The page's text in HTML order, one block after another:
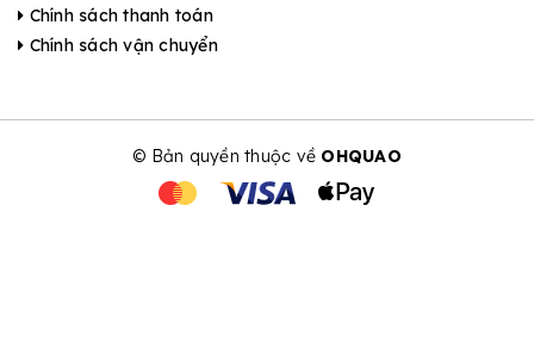
Chính sách thanh toán
Chính sách vận chuyển
© Bản quyền thuộc về OHQUAO
| Cung cấp bởi Sapo